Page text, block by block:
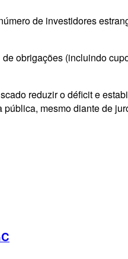
de investidores
obrigações (incluindo
reduzir o déficit e
mesmo diante de